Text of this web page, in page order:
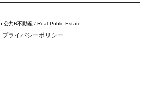
公共R不動産 / Real Public Estate
プライバシーポリシー